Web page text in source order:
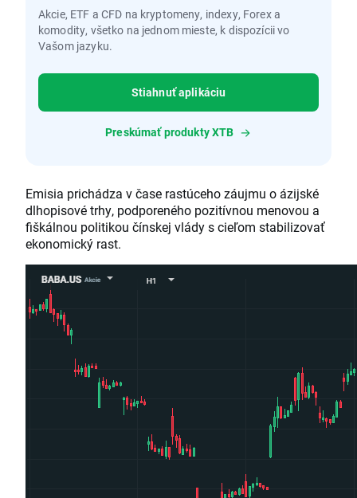
Akcie, ETF a CFD na kryptomeny, indexy, Forex a
komodity, všetko na jednom mieste, k dispozícii vo
Vašom jazyku.
Stiahnuť aplikáciu
Preskúmať produkty XTB
Emisia prichádza v čase rastúceho záujmu o ázijské
dlhopisové trhy, podporeného pozitívnou menovou a
fiškálnou politikou čínskej vlády s cieľom stabilizovať
ekonomický rast.